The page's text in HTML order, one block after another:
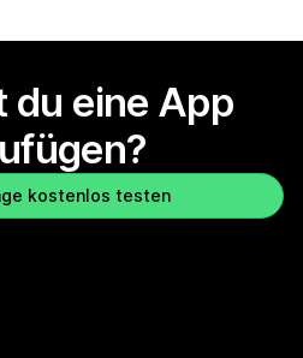
du eine App
kostenlos testen